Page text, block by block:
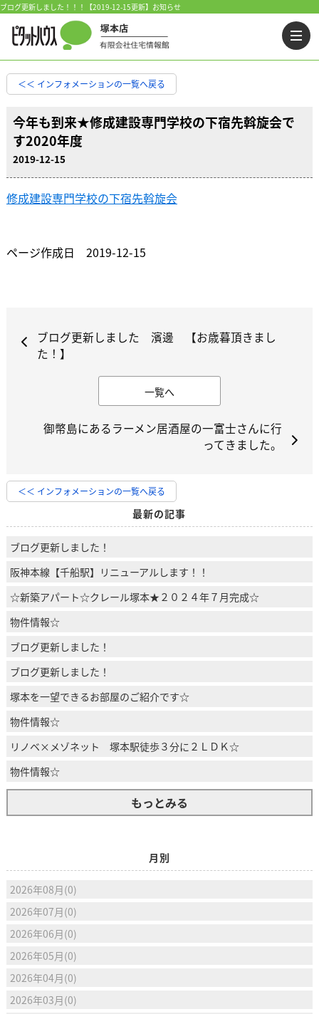
ブログ更新しました！！！【2019-12-15更新】お知らせ
＜＜ インフォメーションの一覧へ戻る
今年も到来★修成建設専門学校の下宿先斡旋会で
す2020年度
2019-12-15
修成建設専門学校の下宿先斡旋会
ページ作成日 2019-12-15
ブログ更新しました 濱邊 【お歳暮頂きまし
た！】
一覧へ
御幣島にあるラーメン居酒屋の一富士さんに行
ってきました。
＜＜ インフォメーションの一覧へ戻る
最新の記事
ブログ更新しました！
阪神本線【千船駅】リニューアルします！！
☆新築アパート☆クレール塚本★２０２４年７月完成☆
物件情報☆
ブログ更新しました！
ブログ更新しました！
塚本を一望できるお部屋のご紹介です☆
物件情報☆
リノベ×メゾネット 塚本駅徒歩３分に２ＬＤＫ☆
物件情報☆
もっとみる
月別
2026年08月(0)
2026年07月(0)
2026年06月(0)
2026年05月(0)
2026年04月(0)
2026年03月(0)